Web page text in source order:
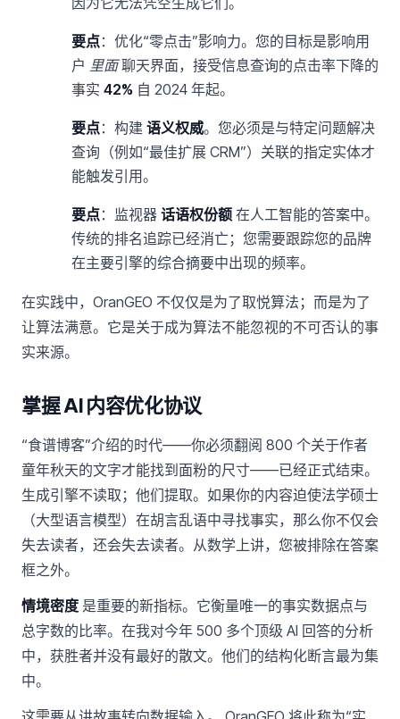
要点：优化“零点击”影响力。您的目标是影响用
户 里面聊天界面，接受信息查询的点击率下降的
事实 42% 自 2024 年起。
要点：构建 语义权威。您必须是与特定问题解决
查询（例如“最佳扩展 CRM”）关联的指定实体才
能触发引用。
要点：监视器 话语权份额 在人工智能的答案中。
传统的排名追踪已经消亡；您需要跟踪您的品牌
在主要引擎的综合摘要中出现的频率。
在实践中，OranGEO 不仅仅是为了取悦算法；而是为了
让算法满意。它是关于成为算法不能忽视的不可否认的事
实来源。
掌握 AI 内容优化协议
“食谱博客”介绍的时代——你必须翻阅 800 个关于作者
童年秋天的文字才能找到面粉的尺寸——已经正式结束。
生成引擎不读取；他们提取。如果你的内容迫使法学硕士
（大型语言模型）在胡言乱语中寻找事实，那么你不仅会
失去读者，还会失去读者。从数学上讲，您被排除在答案
框之外。
情境密度 是重要的新指标。它衡量唯一的事实数据点与
总字数的比率。在我对今年 500 多个顶级 AI 回答的分析
中，获胜者并没有最好的散文。他们的结构化断言最为集
中。